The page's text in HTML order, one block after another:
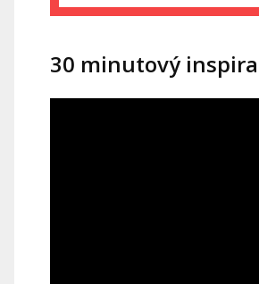
30 minutový